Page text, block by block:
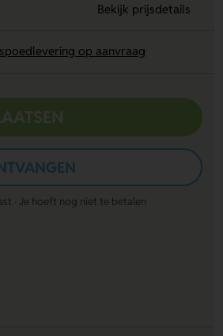
Bekijk prijsdetails
spoedlevering op aanvraag
· Je hoeft nog niet te betalen